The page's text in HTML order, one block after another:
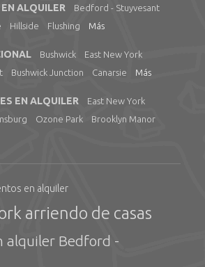
ALQUILER
Bedford - Stuyvesant
Hillside Flushing Más
Bushwick
East New York
Bushwick Junction Canarsie Más
EN ALQUILER
East New York
Ozone Park
Brooklyn Manor
en alquiler
arriendo de casas
alquiler Bedford -